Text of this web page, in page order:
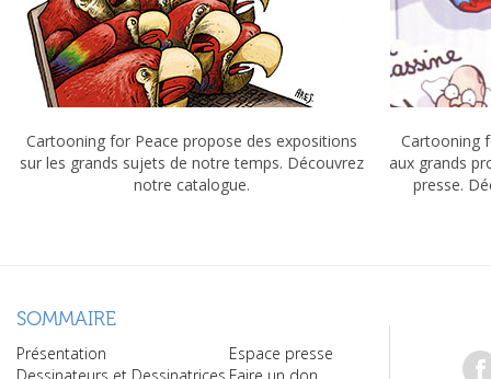
Cartooning for Peace propose des expositions
sur les grands sujets de notre temps. Découvrez
notre catalogue.
Cartooning
aux grands
presse.
SOMMAIRE
Présentation
Espace presse